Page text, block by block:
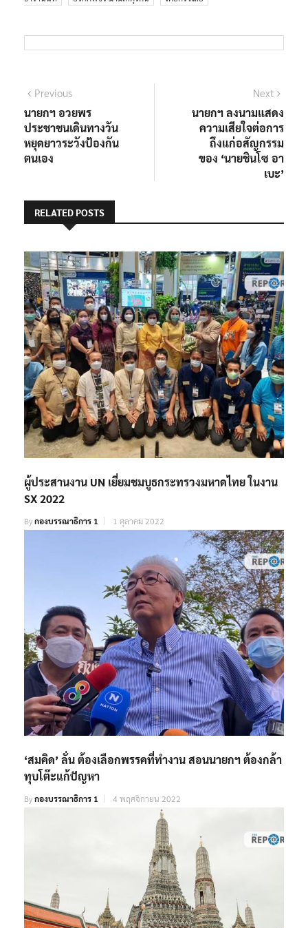
แนะแนว
เรื่อง
PreviousPrevious
post:
นายกฯ อวยพร
ประชาชนเดินทางวัน
หยุดยาวระวังป้องกัน
ตนเอง
Next
นายกฯ ลงนามแสดง
ความเสียใจต่อการ
ถึงแก่อสัญกรรม
ของ ‘นายชินโซ อา
เบะ’
RELATED POSTS
ผู้ประสานงาน UN เยี่ยมชมบูธกระทรวงมหาดไทย ในงาน
SX 2022
Byกองบรรณาธิการ 1 1 ตุลาคม 2022
‘สมคิด’ ลั่น ต้องเลือกพรรคที่ทำงาน สอนนายกฯ ต้องกล้า
ทุบโต๊ะแก้ปัญหา
Byกองบรรณาธิการ 1 4 พฤศจิกายน 2022